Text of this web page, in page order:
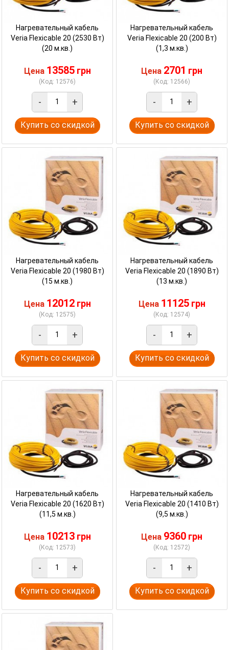
Нагревательный кабель
Veria Flexicable 20 (2530 Вт)
(20 м.кв.)
Цена 13585 грн
(Код: 12576)
- +
Купить со скидкой
Нагревательный кабель
Veria Flexicable 20 (200 Вт)
(1,3 м.кв.)
Цена 2701 грн
(Код: 12566)
- +
Купить со скидкой
Нагревательный кабель
Veria Flexicable 20 (1980 Вт)
(15 м.кв.)
Цена 12012 грн
(Код: 12575)
- +
Купить со скидкой
Нагревательный кабель
Veria Flexicable 20 (1890 Вт)
(13 м.кв.)
Цена 11125 грн
(Код: 12574)
- +
Купить со скидкой
Нагревательный кабель
Veria Flexicable 20 (1620 Вт)
(11,5 м.кв.)
Цена 10213 грн
(Код: 12573)
- +
Купить со скидкой
Нагревательный кабель
Veria Flexicable 20 (1410 Вт)
(9,5 м.кв.)
Цена 9360 грн
(Код: 12572)
- +
Купить со скидкой